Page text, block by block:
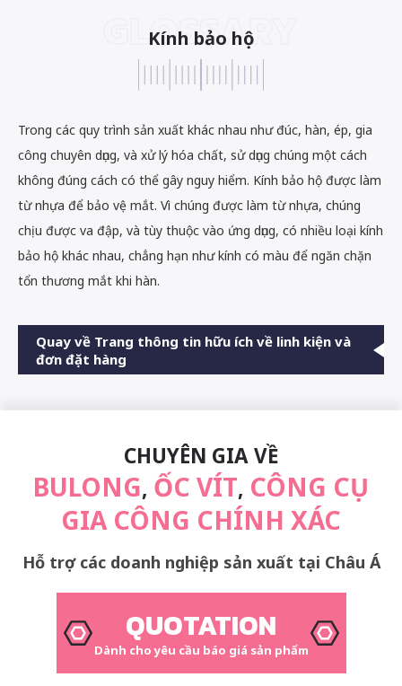
GLOSSARY
Kính bảo hộ
Trong các quy trình sản xuất khác nhau như đúc, hàn, ép, gia
công chuyên dụng, và xử lý hóa chất, sử dụng chúng một cách
không đúng cách có thể gây nguy hiểm. Kính bảo hộ được làm
từ nhựa để bảo vệ mắt. Vì chúng được làm từ nhựa, chúng
chịu được va đập, và tùy thuộc vào ứng dụng, có nhiều loại kính
bảo hộ khác nhau, chẳng hạn như kính có màu để ngăn chặn
tổn thương mắt khi hàn.
Quay về Trang thông tin hữu ích về linh kiện và
đơn đặt hàng
CHUYÊN GIA VỀ
BULONG, ỐC VÍT, CÔNG CỤ
GIA CÔNG CHÍNH XÁC
Hỗ trợ các doanh nghiệp sản xuất tại Châu Á
QUOTATION
Dành cho yêu cầu báo giá sản phẩm